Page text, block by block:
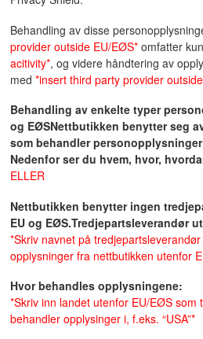
Behandling av disse
provider outside EU/EØS* omfatter
acitivity*, og videre håndtering av
med*insert third party provider
Behandling av enkelte typer
og EØSNettbutikken benytter seg
som behandler
Nedenfor ser du hvem, hvor,
ELLER
Nettbutikken benytter ingen
EU og EØS.Tredjepartsleverandør
*Skriv navnet på
opplysninger fra nettbutikken utenfor
Hvor behandles opplysningene:
*Skriv inn landet utenfor EU/EØS som
behandler opplysinger i, f.eks. “USA”*